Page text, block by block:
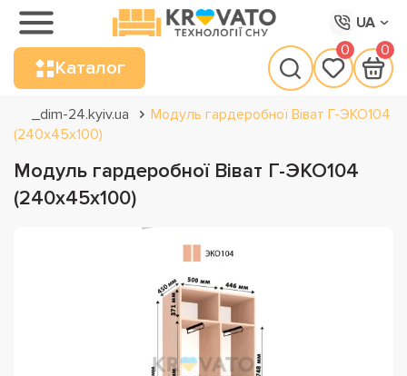
UA
Каталог
0 0
_dim-24.kyiv.ua
Модуль гардеробної Віват Г-ЭКО104
(240х45х100)
Модуль гардеробної Віват Г-ЭКО104
(240х45х100)